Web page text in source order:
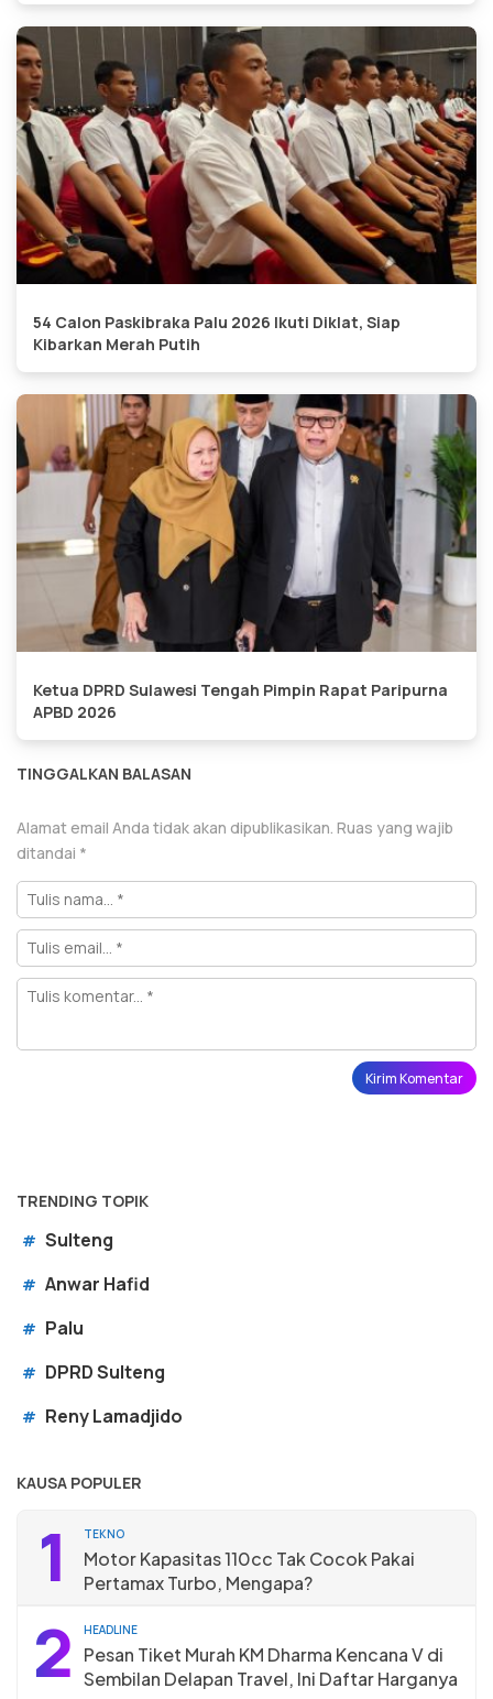
54 Calon Paskibraka Palu 2026 Ikuti Diklat, Siap
Kibarkan Merah Putih
Ketua DPRD Sulawesi Tengah Pimpin Rapat Paripurna
APBD 2026
TINGGALKAN BALASAN
Alamat email Anda tidak akan dipublikasikan. Ruas yang wajib
ditandai *
TRENDING TOPIK
# Sulteng
# Anwar Hafid
# Palu
# DPRD Sulteng
# Reny Lamadjido
KAUSA POPULER
1 TEKNO
Motor Kapasitas 110cc Tak Cocok Pakai
Pertamax Turbo, Mengapa?
2 HEADLINE
Pesan Tiket Murah KM Dharma Kencana V di
Sembilan Delapan Travel, Ini Daftar Harganya